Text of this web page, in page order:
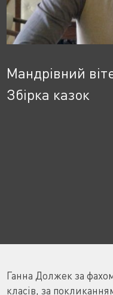
Мандрівний
Збірка казок
Ганна Должек за
класів, за